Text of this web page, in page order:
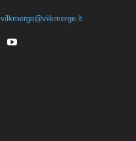
vilkmerge@vilkmerge.lt